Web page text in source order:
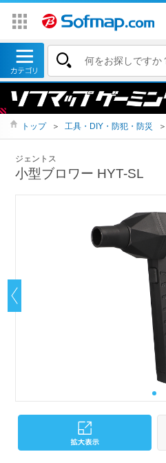
トップ ＞ 工具・DIY・防犯・防災 ＞
ジェントス
小型ブロワー HYT-SL